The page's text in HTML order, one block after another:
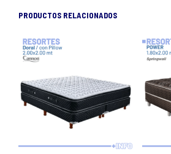
PRODUCTOS RELACIONADOS